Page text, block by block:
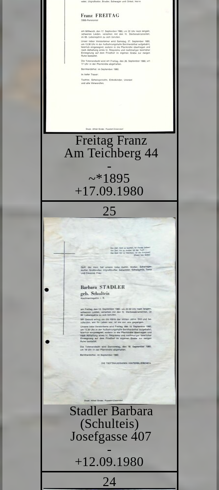
Freitag Franz
Am Teichberg 44
-
~*1895
+17.09.1980
25
Stadler Barbara
(Schulteis)
Josefgasse 407
-
+12.09.1980
24